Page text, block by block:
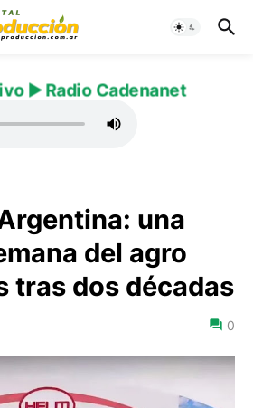
▶️ Radio Cadenanet
una
del agro
tras dos décadas
0